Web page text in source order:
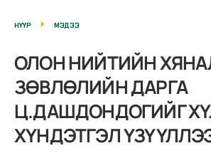
НҮҮР МЭДЭЭ
ОЛОН НИЙТИЙН
ЗӨВЛӨЛИЙН ДАРГА
Ц.ДАШДОНДОГИЙГ
ХҮНДЭТГЭЛ